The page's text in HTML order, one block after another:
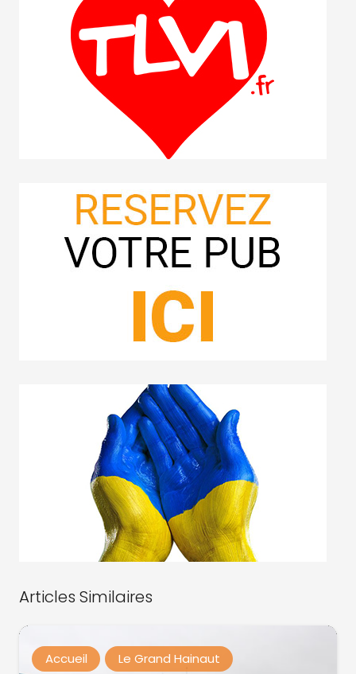
Articles Similaires
Accueil Le Grand Hainaut